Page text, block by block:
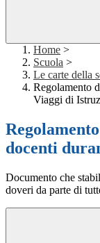
Home >
Scuola >
Le carte della
Regolamento
Viaggi di
docenti
Documento che
doveri da parte di